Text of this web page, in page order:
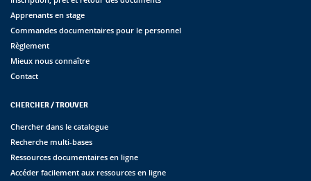
Apprenants en stage
Commandes documentaires pour le personnel
Règlement
Mieux nous connaître
Contact
CHERCHER / TROUVER
Chercher dans le catalogue
Recherche multi-bases
Ressources documentaires en ligne
Accéder facilement aux ressources en ligne